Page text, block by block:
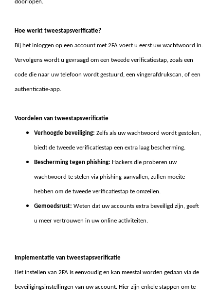
doorlopen.
Hoe werkt tweestapsverificatie?
Bij het inloggen op een account met 2FA voert u eerst uw wachtwoord in.
Vervolgens wordt u gevraagd om een tweede verificatiestap, zoals een
code die naar uw telefoon wordt gestuurd, een vingerafdrukscan, of een
authenticatie-app.
Voordelen van tweestapsverificatie
Verhoogde beveiliging: Zelfs als uw wachtwoord wordt gestolen,
biedt de tweede verificatiestap een extra laag bescherming.
Bescherming tegen phishing: Hackers die proberen uw
wachtwoord te stelen via phishing-aanvallen, zullen moeite
hebben om de tweede verificatiestap te omzeilen.
Gemoedsrust: Weten dat uw accounts extra beveiligd zijn, geeft
u meer vertrouwen in uw online activiteiten.
Implementatie van tweestapsverificatie
Het instellen van 2FA is eenvoudig en kan meestal worden gedaan via de
beveiligingsinstellingen van uw account. Hier zijn enkele stappen om te